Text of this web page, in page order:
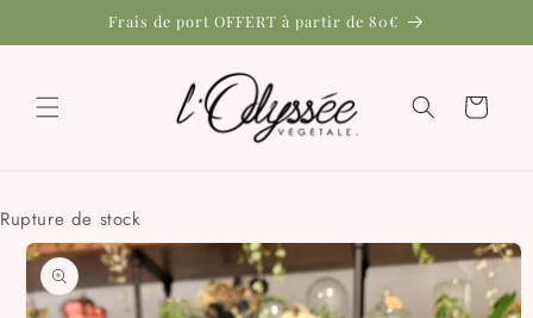
au
Frais de port OFFERT à partir de 80€
Panier
Rupture de stock
Passer aux
informations
produits